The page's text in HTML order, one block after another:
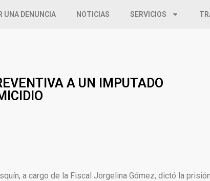
UNA DENUNCIA NOTICIAS SERVICIOS
A UN IMPUTADO
a cargo de la Fiscal Jorgelina Gómez, dictó la